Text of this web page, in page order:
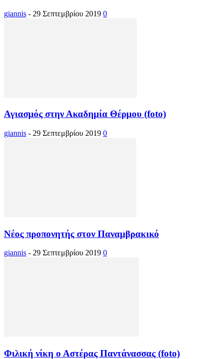
giannis - 29 Σεπτεμβρίου 2019 0
Αγιασμός στην Ακαδημία Θέρμου (foto)
giannis - 29 Σεπτεμβρίου 2019 0
Νέος προπονητής στον Παναμβρακικό
giannis - 29 Σεπτεμβρίου 2019 0
Φιλική νίκη ο Αστέρας Παντάνασσας (foto)